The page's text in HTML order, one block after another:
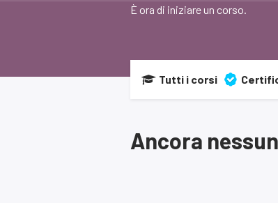
È ora di iniziare un corso.
Tutti i corsi
Ancora